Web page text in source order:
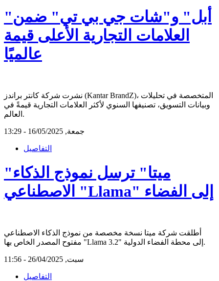
"أبل" و"شات جي بي تي" ضمن
العلامات التجارية الأعلى قيمة
عالميًا
نشرت شركة كانتر براندز (Kantar BrandZ)، المتخصصة في تحليلات
وبيانات التسويق، تصنيفها السنوي لأكثر العلامات التجارية قيمةً في
العالم.
جمعة, 16/05/2025 - 13:29
التفاصيل
"ميتا" ترسل نموذج الذكاء
الاصطناعي "Llama" إلى الفضاء
أطلقت شركة ميتا نسخة مخصصة من نموذج الذكاء الاصطناعي
مفتوح المصدر الخاص بها "Llama 3.2" إلى محطة الفضاء الدولية.
سبت, 26/04/2025 - 11:56
التفاصيل